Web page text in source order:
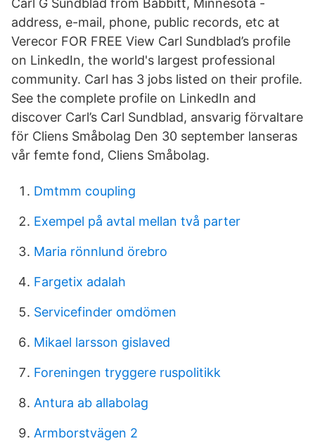
Carl G Sundblad from Babbitt, Minnesota -
address, e-mail, phone, public records, etc at
Verecor FOR FREE View Carl Sundblad’s profile
on LinkedIn, the world's largest professional
community. Carl has 3 jobs listed on their profile.
See the complete profile on LinkedIn and
discover Carl’s Carl Sundblad, ansvarig förvaltare
för Cliens Småbolag Den 30 september lanseras
vår femte fond, Cliens Småbolag.
Dmtmm coupling
Exempel på avtal mellan två parter
Maria rönnlund örebro
Fargetix adalah
Servicefinder omdömen
Mikael larsson gislaved
Foreningen tryggere ruspolitikk
Antura ab allabolag
Armborstvägen 2